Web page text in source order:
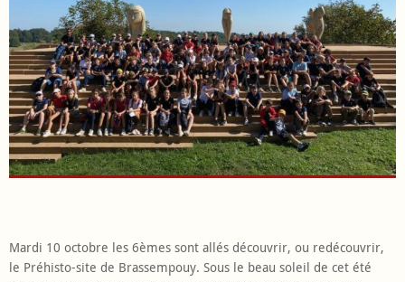
Mardi 10 octobre les 6èmes sont allés découvrir, ou redécouvrir,
le Préhisto-site de Brassempouy. Sous le beau soleil de cet été